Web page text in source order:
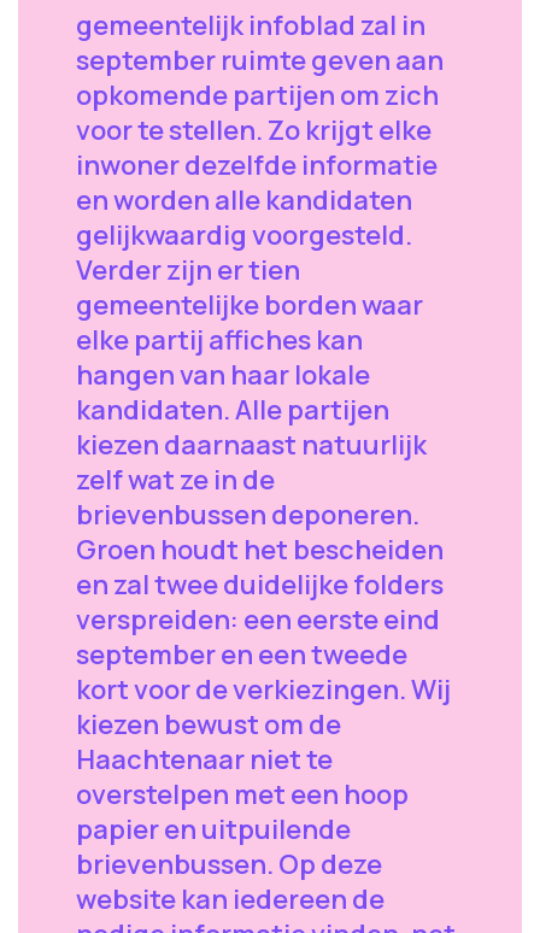
gemeentelijk infoblad zal in
september ruimte geven aan
opkomende partijen om zich
voor te stellen. Zo krijgt elke
inwoner dezelfde informatie
en worden alle kandidaten
gelijkwaardig voorgesteld.
Verder zijn er tien
gemeentelijke borden waar
elke partij affiches kan
hangen van haar lokale
kandidaten. Alle partijen
kiezen daarnaast natuurlijk
zelf wat ze in de
brievenbussen deponeren.
Groen houdt het bescheiden
en zal twee duidelijke folders
verspreiden: een eerste eind
september en een tweede
kort voor de verkiezingen. Wij
kiezen bewust om de
Haachtenaar niet te
overstelpen met een hoop
papier en uitpuilende
brievenbussen. Op deze
website kan iedereen de